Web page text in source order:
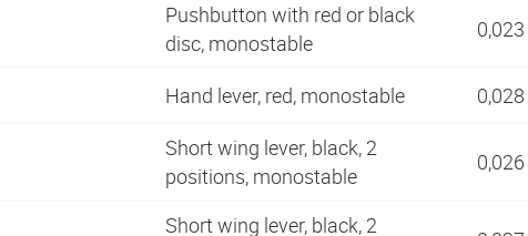
Pushbutton with red or black
disc, monostable
0,023
Hand lever, red, monostable 0,028
Short wing lever, black, 2
positions, monostable
0,026
Short wing lever, black, 2